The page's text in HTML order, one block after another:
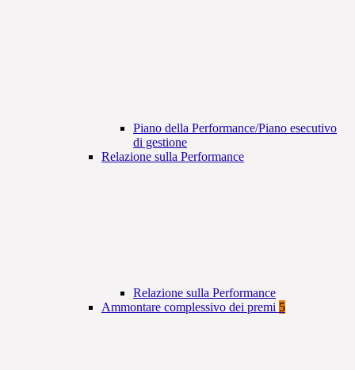
Piano della Performance/Piano esecutivo
di gestione
Relazione sulla Performance
Relazione sulla Performance
Ammontare complessivo dei premi 5